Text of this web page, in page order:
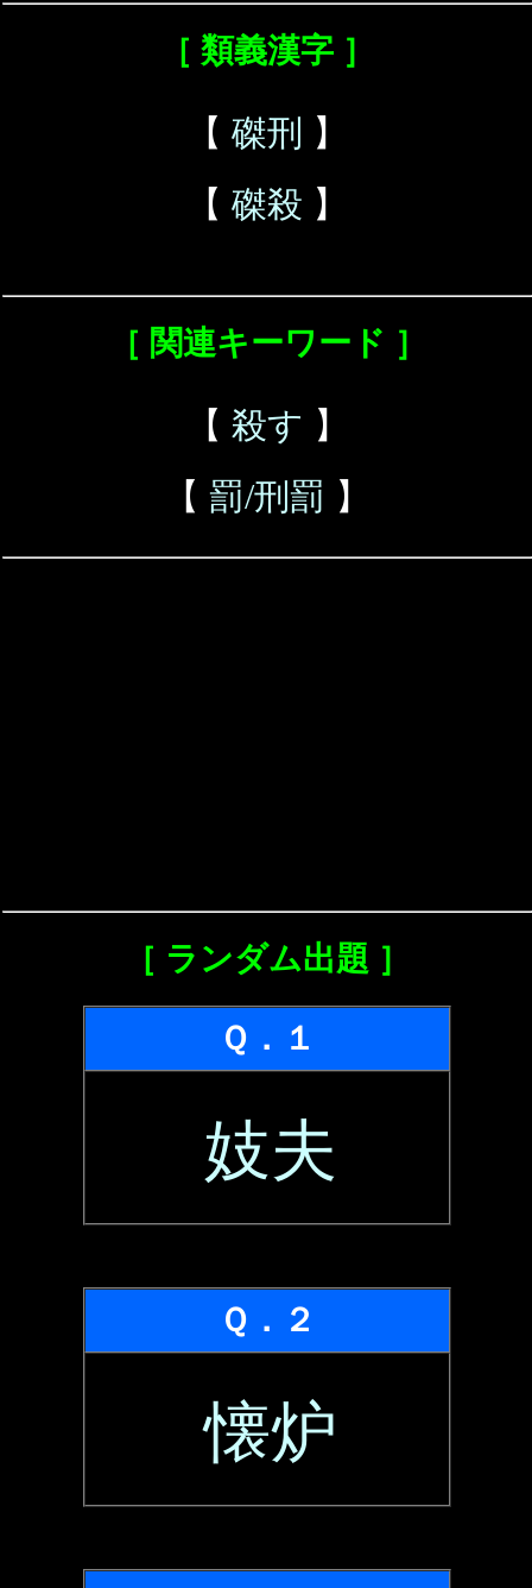
［ 類義漢字 ］
【 磔刑
】
【 磔殺 】
［ 関連キーワード ］
【 殺す 】
【 罰/刑罰 】
［ ランダム出題 ］
Ｑ．１
妓夫
Ｑ．２
懐炉